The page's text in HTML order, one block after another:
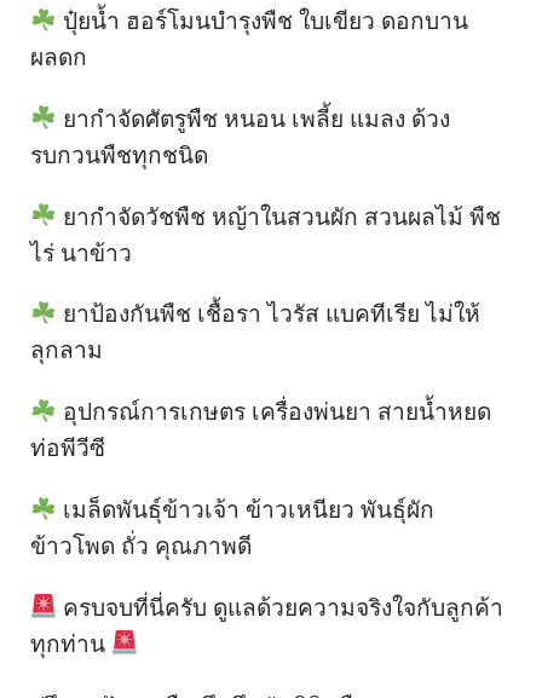
ปุ๋ยน้ำ ฮอร์โมนบำรุงพืช ใบเขียว ดอกบาน
ผลดก
ยากำจัดศัตรูพืช หนอน เพลี้ย แมลง ด้วง
รบกวนพืชทุกชนิด
ยากำจัดวัชพืช หญ้าในสวนผัก สวนผลไม้ พืช
ไร่ นาข้าว
ยาป้องกันพืช เชื้อรา ไวรัส แบคทีเรีย ไม่ให้
ลุกลาม
อุปกรณ์การเกษตร เครื่องพ่นยา สายน้ำหยด
ท่อพีวีซี
เมล็ดพันธุ์ข้าวเจ้า ข้าวเหนียว พันธุ์ผัก
ข้าวโพด ถั่ว คุณภาพดี
ครบจบที่นี่ครับ ดูแลด้วยความจริงใจกับลูกค้า
ทุกท่าน